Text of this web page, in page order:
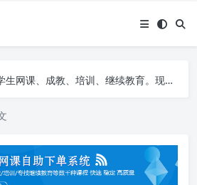
真实文献内容生成论文
教、培训、继续教育。现已接入代刷代考项目3000+
教、培训、继续教育。现已接入代刷代考项目3000+